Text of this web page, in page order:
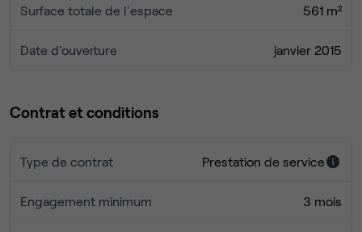
Surface totale de l'espace 561 m²
Date d'ouverture janvier 2015
Contrat et conditions
Type de contrat Prestation de service
Engagement minimum 3 mois